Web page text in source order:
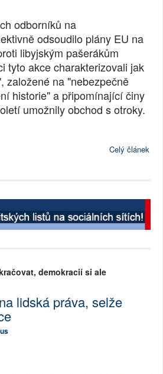
odborníků na
odsoudilo plány EU na
libyjským pašerákům
tyto akce charakterizovali jak
založené na "nebezpečně
historie" a připomínající činy
umožnily obchod s otroky.
Celý článek
demokracií si ale
lidská práva, selže